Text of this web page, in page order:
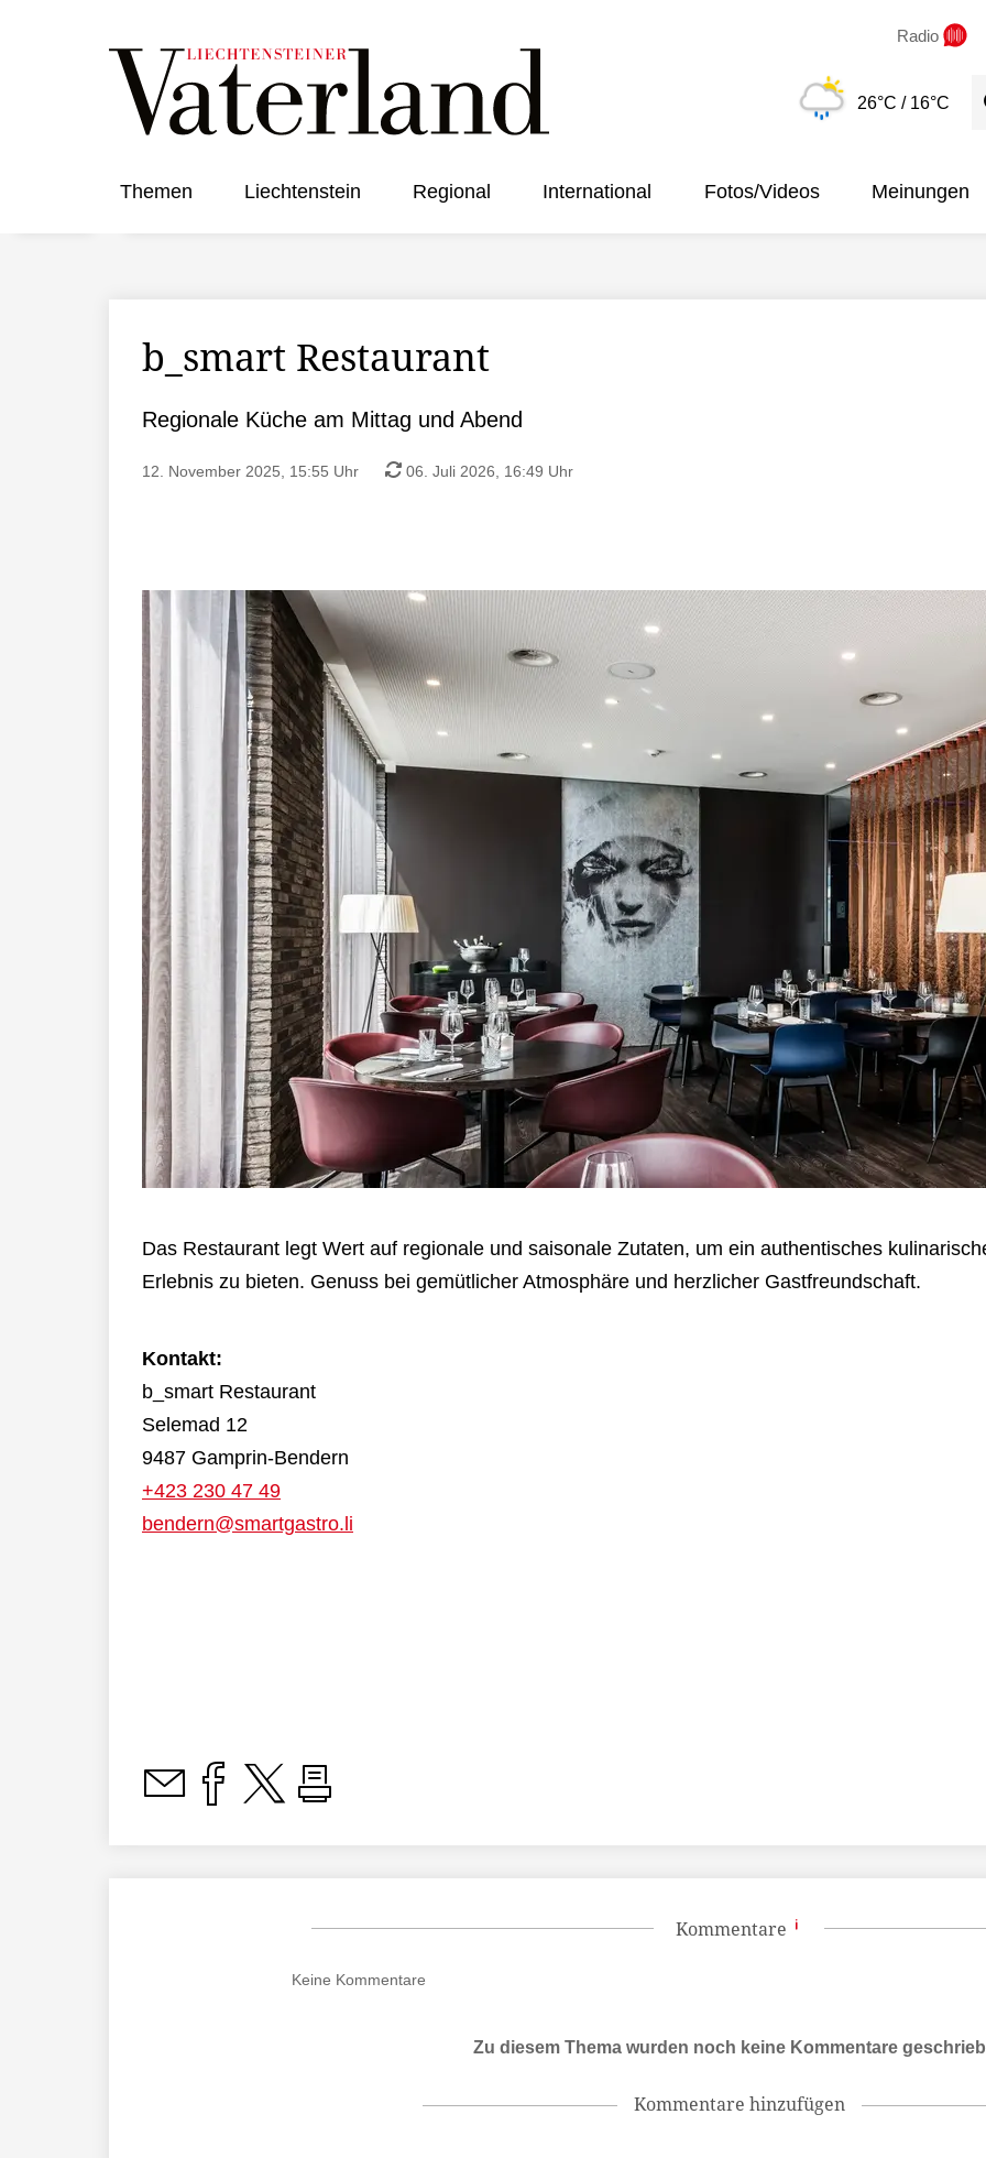
Radio
26°C / 16°C
Themen Liechtenstein Regional International Fotos/Videos Meinungen
b_smart Restaurant
Regionale Küche am Mittag und Abend
12. November 2025, 15:55 Uhr 06. Juli 2026, 16:49 Uhr
Das Restaurant legt Wert auf regionale und saisonale Zutaten, um ein authentisches
Erlebnis zu bieten. Genuss bei gemütlicher Atmosphäre und herzlicher Gastfreundschaft.
Kontakt:
b_smart Restaurant
Selemad 12
9487 Gamprin-Bendern
+423 230 47 49
bendern@smartgastro.li
Kommentare
Keine Kommentare
Zu diesem Thema wurden noch keine Kommentare
Kommentare hinzufügen